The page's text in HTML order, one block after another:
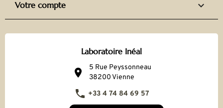
Votre compte 
Laboratoire Inéal

5 Rue Peyssonneau
38200 Vienne
 +33 4 74 84 69 57